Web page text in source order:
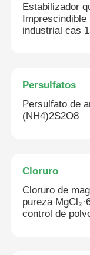
Estabilizador
Imprescindible
industrial cas
Persulfatos
Persulfato de
(NH4)2S2O8
Cloruro
Cloruro de
pureza
control de